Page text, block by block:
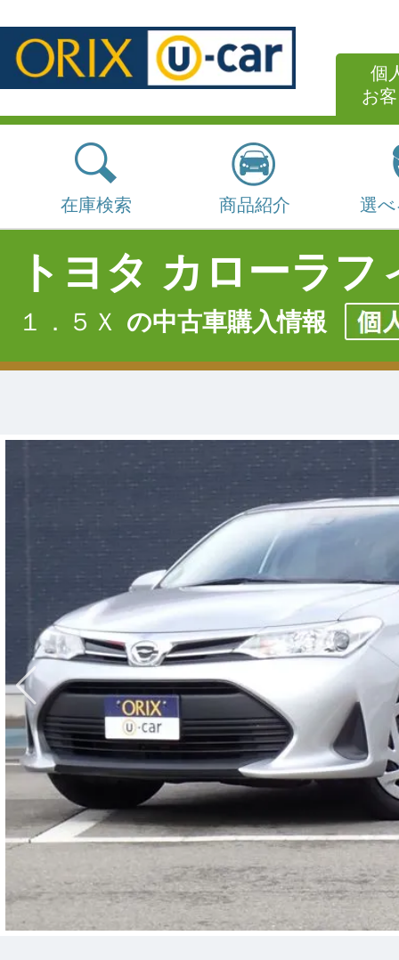
個
お
在庫検索 商品紹介 選
トヨタ カローラフ
１．５Ｘ の中古車購入情報